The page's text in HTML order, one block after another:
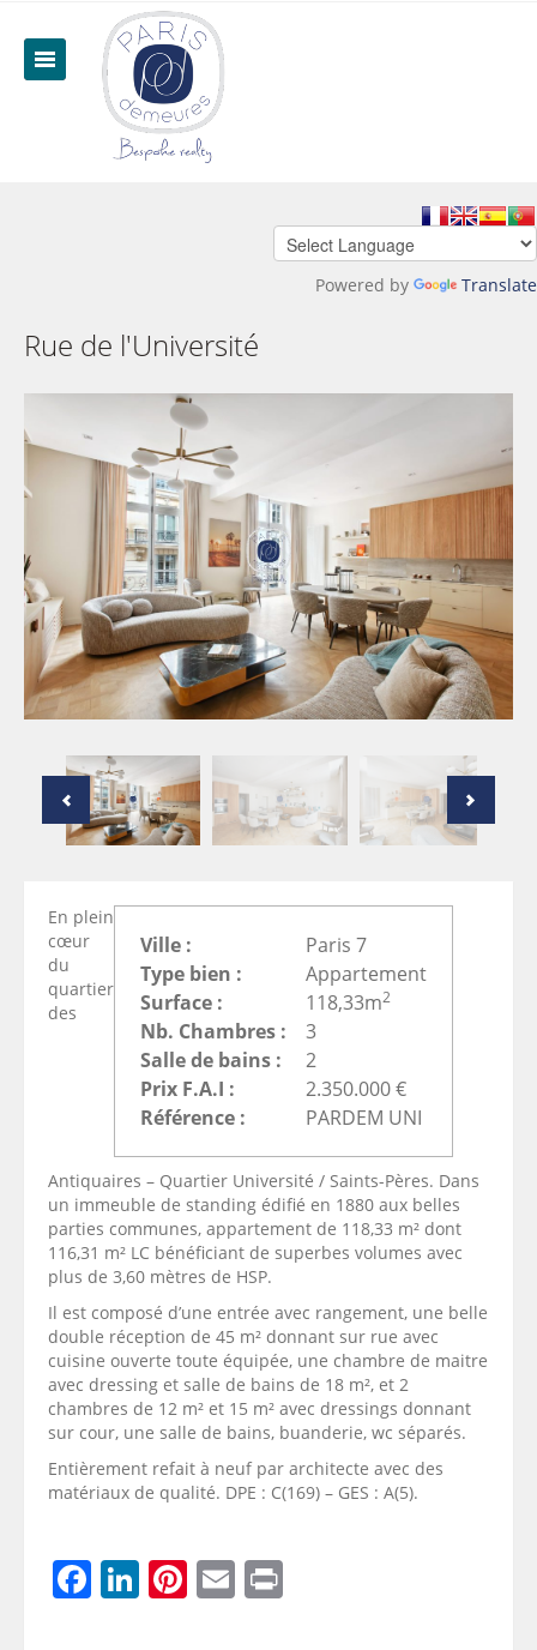
Powered by Translate
Rue de l'Université
Ville :
Paris 7
Type bien :
Appartement
Surface :
118,33m2
Nb. Chambres :
3
Salle de bains :
2
Prix F.A.I :
2.350.000 €
Référence :
PARDEM UNI
En plein
cœur
du
quartier
des
Antiquaires – Quartier Université / Saints-Pères. Dans
un immeuble de standing édifié en 1880 aux belles
parties communes, appartement de 118,33 m² dont
116,31 m² LC bénéficiant de superbes volumes avec
plus de 3,60 mètres de HSP.
Il est composé d’une entrée avec rangement, une belle
double réception de 45 m² donnant sur rue avec
cuisine ouverte toute équipée, une chambre de maitre
avec dressing et salle de bains de 18 m², et 2
chambres de 12 m² et 15 m² avec dressings donnant
sur cour, une salle de bains, buanderie, wc séparés.
Entièrement refait à neuf par architecte avec des
matériaux de qualité. DPE : C(169) – GES : A(5).
Facebook
LinkedIn
Pinterest
Email